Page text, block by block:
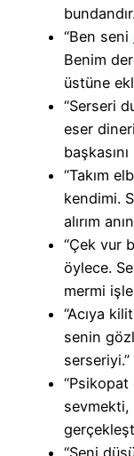
“Ben seni
Benim
üstüne
“Serseri
eser
“Takım
kendimi.
alırım
“Çek vur
öylece.
mermi
“Acıya
senin
serseriyi.”
“Psikopat
sevmekti,
“Seni